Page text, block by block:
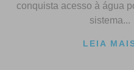
conquista acesso à água
sistema...
LEIA